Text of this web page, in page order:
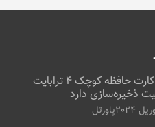
این کارت حافظه کوچک ۴ ترابایت
ذخیره‌سازی دارد
پاورتل